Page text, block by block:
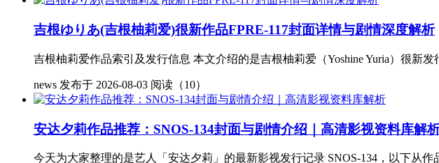
吉根ゆりあ(吉根柚莉爱)很新作品FPRE-117封面详情与剧情深度解析
吉根柚莉爱作品索引及发行信息 本文介绍的是吉根柚莉爱（Yoshine Yuria）很新
news 发布于 2026-08-03 阅读（10）
安达夕莉作品推荐：SNOS-134封面与剧情介绍｜高清影视资料库解
今天为大家整理的是艺人「安达夕莉」的最新影视发行记录 SNOS-134，以下从